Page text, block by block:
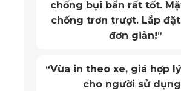
có thể được bảo hành, sửa chữa
chóng hơn.
bạn chủ động hơn khi dùng sản
chống bụi bẩn rất tốt.
chống trơn trượt. Lắp
đơn giản!”
“Vừa in theo xe, giá hợp
cho người sử